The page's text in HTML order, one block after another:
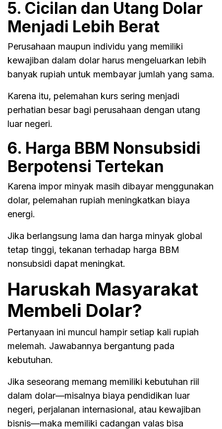
5. Cicilan dan Utang Dolar
Menjadi Lebih Berat
Perusahaan maupun individu yang memiliki
kewajiban dalam dolar harus mengeluarkan lebih
banyak rupiah untuk membayar jumlah yang sama.
Karena itu, pelemahan kurs sering menjadi
perhatian besar bagi perusahaan dengan utang
luar negeri.
6. Harga BBM Nonsubsidi
Berpotensi Tertekan
Karena impor minyak masih dibayar menggunakan
dolar, pelemahan rupiah meningkatkan biaya
energi.
Jika berlangsung lama dan harga minyak global
tetap tinggi, tekanan terhadap harga BBM
nonsubsidi dapat meningkat.
Haruskah Masyarakat
Membeli Dolar?
Pertanyaan ini muncul hampir setiap kali rupiah
melemah. Jawabannya bergantung pada
kebutuhan.
Jika seseorang memang memiliki kebutuhan riil
dalam dolar—misalnya biaya pendidikan luar
negeri, perjalanan internasional, atau kewajiban
bisnis—maka memiliki cadangan valas bisa